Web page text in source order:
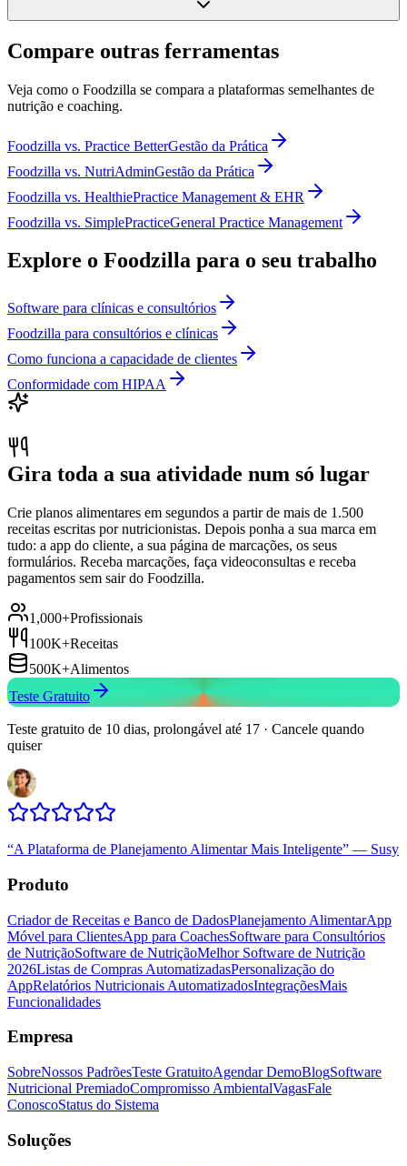
Compare outras ferramentas
Veja como o Foodzilla se compara a plataformas semelhantes de
nutrição e coaching.
Foodzilla vs. Practice BetterGestão da Prática
Foodzilla vs. NutriAdminGestão da Prática
Foodzilla vs. HealthiePractice Management & EHR
Foodzilla vs. SimplePracticeGeneral Practice Management
Explore o Foodzilla para o seu trabalho
Software para clínicas e consultórios
Foodzilla para consultórios e clínicas
Como funciona a capacidade de clientes
Conformidade com HIPAA
Gira toda a sua atividade num só lugar
Crie planos alimentares em segundos a partir de mais de 1.500
receitas escritas por nutricionistas. Depois ponha a sua marca em
tudo: a app do cliente, a sua página de marcações, os seus
formulários. Receba marcações, faça videoconsultas e receba
pagamentos sem sair do Foodzilla.
1,000+Profissionais
100K+Receitas
500K+Alimentos
Teste Gratuito
Teste gratuito de 10 dias, prolongável até 17 · Cancele quando
quiser
“A Plataforma de Planejamento Alimentar Mais Inteligente” — Susy
Produto
Criador de Receitas e Banco de DadosPlanejamento AlimentarApp
Móvel para ClientesApp para CoachesSoftware para Consultórios
de NutriçãoSoftware de NutriçãoMelhor Software de Nutrição
2026Listas de Compras AutomatizadasPersonalização do
AppRelatórios Nutricionais AutomatizadosIntegraçõesMais
Funcionalidades
Empresa
SobreNossos PadrõesTeste GratuitoAgendar DemoBlogSoftware
Nutricional PremiadoCompromisso AmbientalVagasFale
ConoscoStatus do Sistema
Soluções